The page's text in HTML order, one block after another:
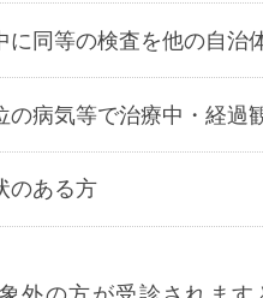
に同等の検査を他の自治
の病気等で治療中・経過
のある方